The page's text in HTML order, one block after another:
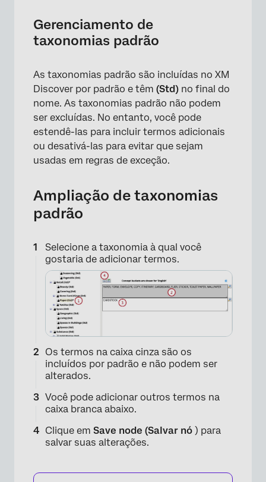
×
×
Gerenciamento de
taxonomias padrão
As taxonomias padrão são incluídas no XM
Discover por padrão e têm (Std) no final do
nome. As taxonomias padrão não podem
ser excluídas. No entanto, você pode
estendê-las para incluir termos adicionais
ou desativá-las para evitar que sejam
usadas em regras de exceção.
Ampliação de taxonomias
padrão
Selecione a taxonomia à qual você
gostaria de adicionar termos.
Os termos na caixa cinza são os
incluídos por padrão e não podem ser
alterados.
Você pode adicionar outros termos na
caixa branca abaixo.
Clique em Save node (Salvar nó ) para
salvar suas alterações.